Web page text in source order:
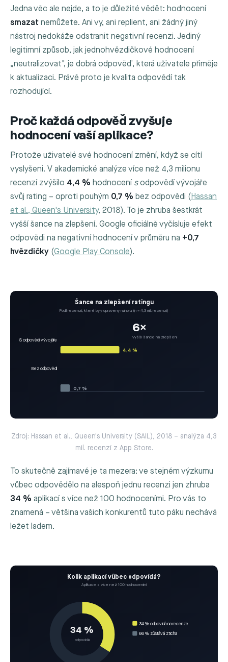
Jedna věc ale nejde, a to je důležité vědět: hodnocení
smazat nemůžete. Ani vy, ani replient, ani žádný jiný
nástroj nedokáže odstranit negativní recenzi. Jediný
legitimní způsob, jak jednohvězdičkové hodnocení
„neutralizovat", je dobrá odpověď, která uživatele přiměje
k aktualizaci. Právě proto je kvalita odpovědí tak
rozhodující.
Proč každá odpověď zvyšuje
hodnocení vaší aplikace?
Protože uživatelé své hodnocení změní, když se cítí
vyslyšeni. V akademické analýze více než 4,3 milionu
recenzí zvýšilo 4,4 % hodnocení sodpovědí vývojáře
svůj rating – oproti pouhým 0,7 % bez odpovědi (Hassan
et al., Queen's University, 2018). To je zhruba šestkrát
vyšší šance na zlepšení. Google oficiálně vyčísluje efekt
odpovědi na negativní hodnocení v průměru na +0,7
hvězdičky (Google Play Console).
Šance na zlepšení ratingu
Podíl recenzí, které byly opraveny nahoru (n = 4,3 mil. recenzí)
Bez odpovědi
0,7 %
S odpovědí vývojáře
4,4 %
6×
vyšší šance na zlepšení
Zdroj: Hassan et al., Queen's University (SAIL), 2018 – analýza 4,3
mil. recenzí z App Store.
To skutečně zajímavé je ta mezera: ve stejném výzkumu
vůbec odpovědělo na alespoň jednu recenzi jen zhruba
34 % aplikací s více než 100 hodnoceními. Pro vás to
znamená – většina vašich konkurentů tuto páku nechává
ležet ladem.
Kolik aplikací vůbec odpovídá?
Aplikace s více než 100 hodnoceními
34 %
odpovídá
34 % odpovídá na recenze
66 % zůstává zticha